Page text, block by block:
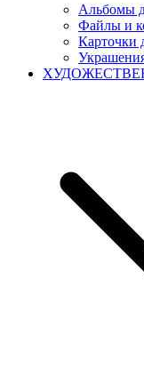
Альбомы
Файлы и
Карточки